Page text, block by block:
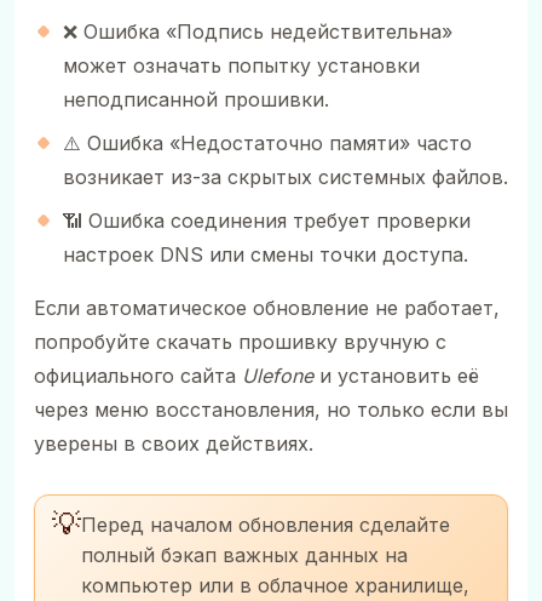
❌ Ошибка «Подпись недействительна»
может означать попытку установки
неподписанной прошивки.
⚠️ Ошибка «Недостаточно памяти» часто
возникает из-за скрытых системных файлов.
📶 Ошибка соединения требует проверки
настроек DNS или смены точки доступа.
Если автоматическое обновление не работает,
попробуйте скачать прошивку вручную с
официального сайта Ulefoneи установить её
через меню восстановления, но только если вы
уверены в своих действиях.
💡Перед началом обновления сделайте
полный бэкап важных данных на
компьютер или в облачное хранилище,